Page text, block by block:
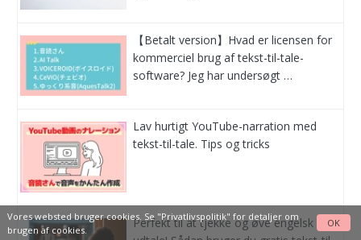
【Betalt version】Hvad er licensen for
kommerciel brug af tekst-til-tale-
software? Jeg har undersøgt …
Lav hurtigt YouTube-narration med
tekst-til-tale. Tips og tricks
Perfekt til at tjekke og øve engelsk
Vores websted bruger cookies. Se "Privatlivspolitik" for detaljer om
brugen af cookies.
OK